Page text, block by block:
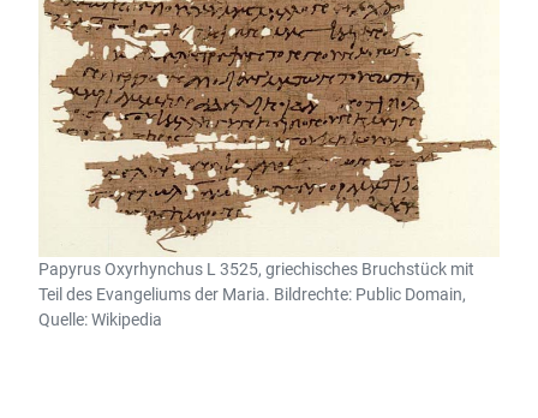
Papyrus Oxyrhynchus L 3525, griechisches Bruchstück mit
Teil des Evangeliums der Maria. Bildrechte: Public Domain,
Quelle: Wikipedia